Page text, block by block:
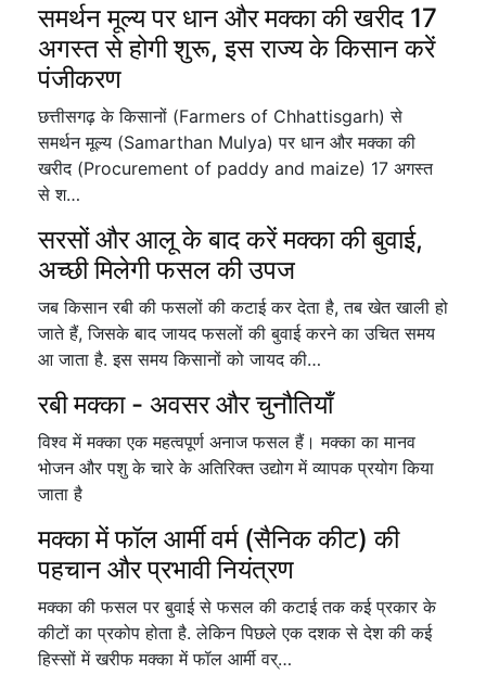
समर्थन मूल्य पर धान और मक्का की खरीद 17
अगस्त से होगी शुरू, इस राज्य के किसान करें
पंजीकरण
छत्तीसगढ़ के किसानों (Farmers of Chhattisgarh) से
समर्थन मूल्य (Samarthan Mulya) पर धान और मक्का की
खरीद (Procurement of paddy and maize) 17 अगस्त
से श…
सरसों और आलू के बाद करें मक्का की बुवाई,
अच्छी मिलेगी फसल की उपज
जब किसान रबी की फसलों की कटाई कर देता है, तब खेत खाली हो
जाते हैं, जिसके बाद जायद फसलों की बुवाई करने का उचित समय
आ जाता है. इस समय किसानों को जायद की…
रबी मक्का - अवसर और चुनौतियाँ
विश्व में मक्का एक महत्वपूर्ण अनाज फसल हैं। मक्का का मानव
भोजन और पशु के चारे के अतिरिक्त उद्योग में व्यापक प्रयोग किया
जाता है
मक्का में फॉल आर्मी वर्म (सैनिक कीट) की
पहचान और प्रभावी नियंत्रण
मक्का की फसल पर बुवाई से फसल की कटाई तक कई प्रकार के
कीटों का प्रकोप होता है. लेकिन पिछले एक दशक से देश की कई
हिस्सों में खरीफ मक्का में फॉल आर्मी वर्…